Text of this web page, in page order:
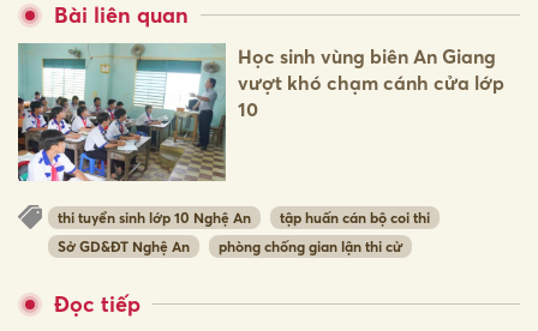
Bài liên quan
Học sinh vùng biên An Giang
vượt khó chạm cánh cửa lớp
10
thi tuyển sinh lớp 10 Nghệ An
tập huấn cán bộ coi thi
Sở GD&ĐT Nghệ An
phòng chống gian lận thi cử
Đọc tiếp